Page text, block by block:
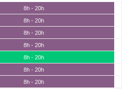
8h - 20h
8h - 20h
8h - 20h
8h - 20h
8h - 20h
8h - 20h
8h - 20h